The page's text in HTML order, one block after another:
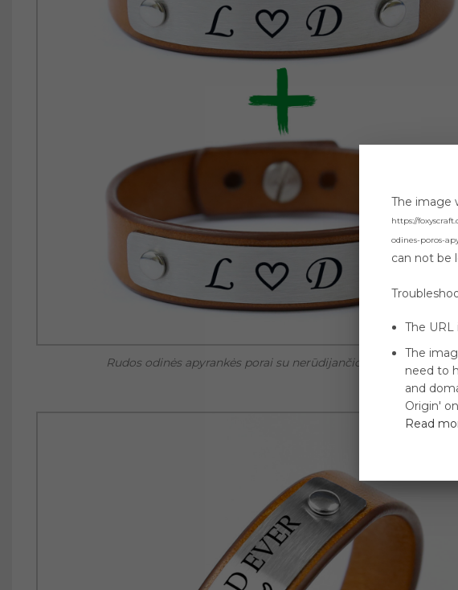
Rudos odinės apyrankės porai su nerūdijančio plieno detalėmis
The image
https://
odines-poros-
can not be
The
The
need to
and
Origin'
Read